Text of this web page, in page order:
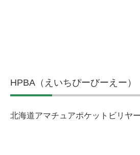
HPBA（えいちぴーびーえー）
北海道アマチュアポケットビリヤ